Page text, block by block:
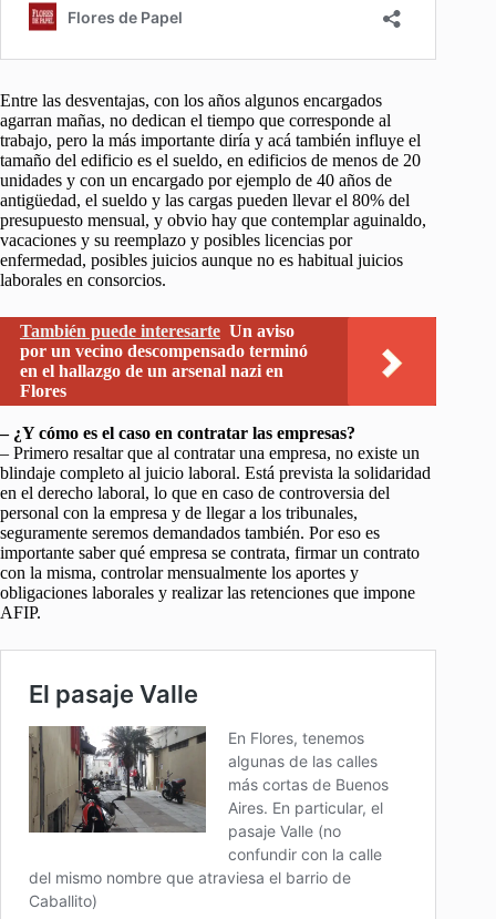
Entre las desventajas, con los años algunos encargados
agarran mañas, no dedican el tiempo que corresponde al
trabajo, pero la más importante diría y acá también influye el
tamaño del edificio es el sueldo, en edificios de menos de 20
unidades y con un encargado por ejemplo de 40 años de
antigüedad, el sueldo y las cargas pueden llevar el 80% del
presupuesto mensual, y obvio hay que contemplar aguinaldo,
vacaciones y su reemplazo y posibles licencias por
enfermedad, posibles juicios aunque no es habitual juicios
laborales en consorcios.
También puede interesarte Un aviso
por un vecino descompensado terminó
en el hallazgo de un arsenal nazi en
Flores
– ¿Y cómo es el caso en contratar las empresas?
– Primero resaltar que al contratar una empresa, no existe un
blindaje completo al juicio laboral. Está prevista la solidaridad
en el derecho laboral, lo que en caso de controversia del
personal con la empresa y de llegar a los tribunales,
seguramente seremos demandados también. Por eso es
importante saber qué empresa se contrata, firmar un contrato
con la misma, controlar mensualmente los aportes y
obligaciones laborales y realizar las retenciones que impone
AFIP.